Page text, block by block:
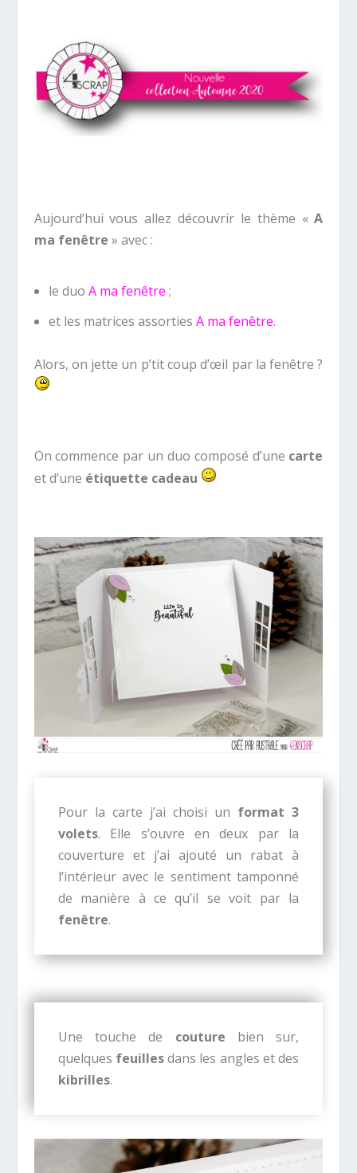
Aujourd’hui vous allez découvrir le thème «A
ma fenêtre » avec :
le duo A ma fenêtre ;
et les matrices assorties A ma fenêtre.
Alors, on jette un p’tit coup d’œil par la fenêtre ?
On commence par un duo composé d’une carte
et d’une étiquette cadeau
Pour la carte j’ai choisi un format 3
volets. Elle s’ouvre en deux par la
couverture et j’ai ajouté un rabat à
l’intérieur avec le sentiment tamponné
de manière à ce qu’il se voit par la
fenêtre.
Une touche de couture bien sur,
quelques feuillesdans les angles et des
kibrilles.